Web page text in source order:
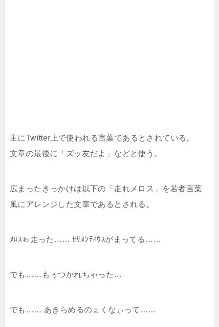
主にTwitter上で使われる言葉であるとされている。
文章の最後に「ズッ友だよ」などと使う。
広まったきっかけは以下の「走れメロス」を若者言葉
風にアレンジした文章であるとされる。
ﾒﾛｽゎ走った…… ｾﾘﾇﾝﾃｨｳｽがまってる……
でも……もぅつかれちゃった…
でも…… あきらめるのょくなぃって……